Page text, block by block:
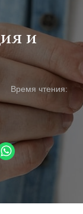
и
Время чтения: